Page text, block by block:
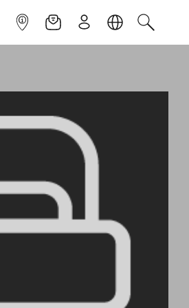
INFOPOINTNEWSLETTER
SIGN UPLANGUAGE
SEARCH